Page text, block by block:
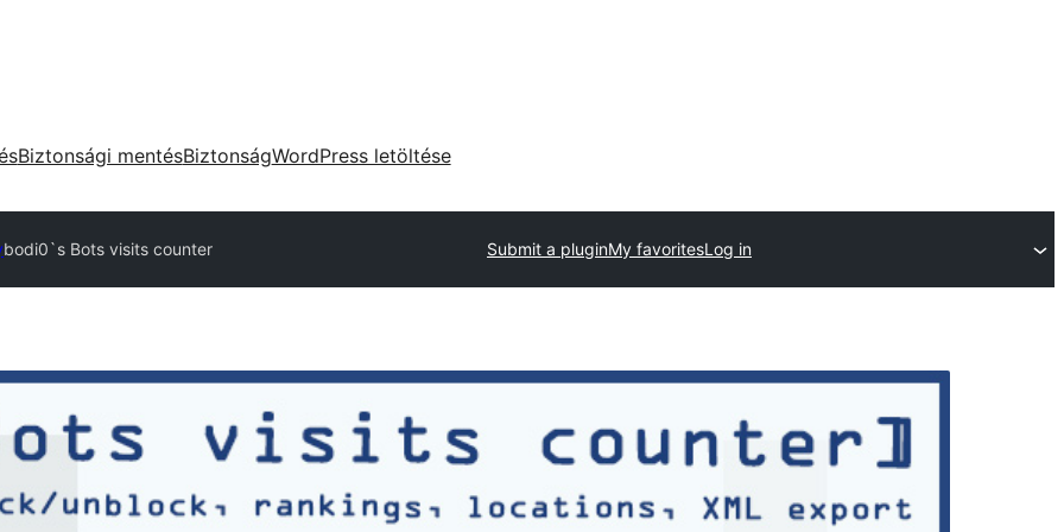
Biztonsági mentésBiztonságWordPress letöltése
bodi0`s Bots visits counter Submit a pluginMy favoritesLog in